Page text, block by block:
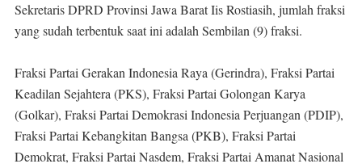
Sekretaris DPRD Provinsi Jawa Barat Iis Rostiasih, jumlah fraksi
yang sudah terbentuk saat ini adalah Sembilan (9) fraksi.
Fraksi Partai Gerakan Indonesia Raya (Gerindra), Fraksi Partai
Keadilan Sejahtera (PKS), Fraksi Partai Golongan Karya
(Golkar), Fraksi Partai Demokrasi Indonesia Perjuangan (PDIP),
Fraksi Partai Kebangkitan Bangsa (PKB), Fraksi Partai
Demokrat, Fraksi Partai Nasdem, Fraksi Partai Amanat Nasional